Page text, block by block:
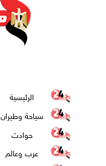
الرئيسية
سياحة وطيران
حوادث
عرب وعالم